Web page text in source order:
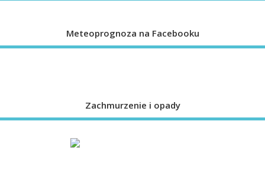
Meteoprognoza na Facebooku
Zachmurzenie i opady